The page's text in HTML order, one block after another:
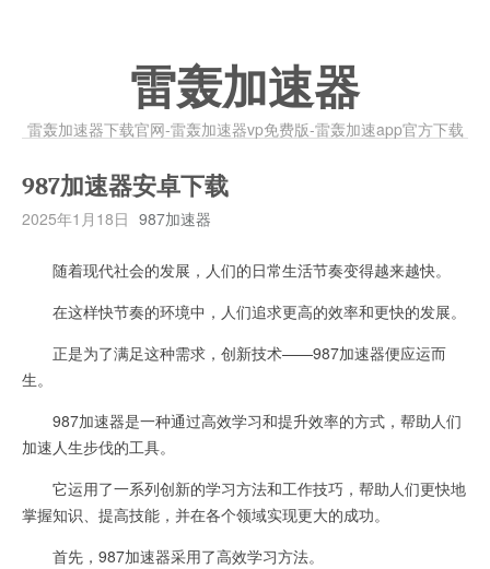
雷轰加速器
雷轰加速器下载官网-雷轰加速器vp免费版-雷轰加速app官方下载
987加速器安卓下载
2025年1月18日 987加速器
随着现代社会的发展，人们的日常生活节奏变得越来越快。
在这样快节奏的环境中，人们追求更高的效率和更快的发展。
正是为了满足这种需求，创新技术——987加速器便应运而
生。
987加速器是一种通过高效学习和提升效率的方式，帮助人们
加速人生步伐的工具。
它运用了一系列创新的学习方法和工作技巧，帮助人们更快地
掌握知识、提高技能，并在各个领域实现更大的成功。
首先，987加速器采用了高效学习方法。